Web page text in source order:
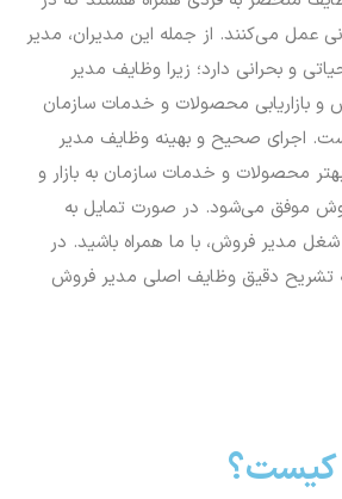
عمل می‌کنند. از جمله این مدیران، مدیر
و بحرانی دارد؛ زیرا وظایف مدیر
و بازاریابی محصولات و خدمات سازمان
اجرای صحیح و بهینه وظایف مدیر
محصولات و خدمات سازمان به بازار و
موفق می‌شود. در صورت تمایل به
مدیر فروش، با ما همراه باشید. در
تشریح دقیق وظایف اصلی مدیر فروش
کیست؟